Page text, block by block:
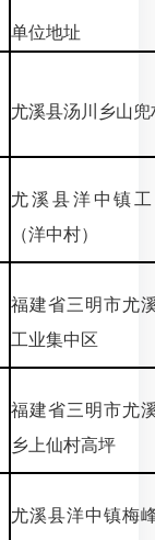
单位地址
尤溪县汤川乡山兜
尤溪县洋中镇
（洋中村）
福建省三明市尤
工业集中区
福建省三明市尤
乡上仙村高坪
尤溪县洋中镇梅